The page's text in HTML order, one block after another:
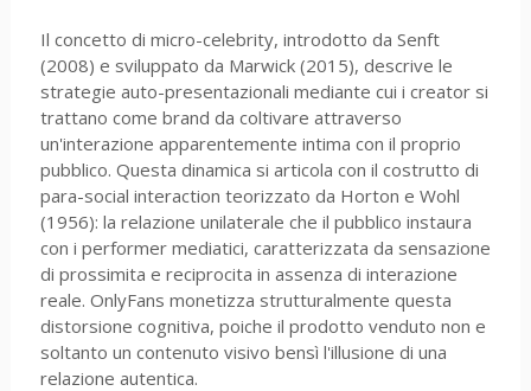
Il concetto di micro-celebrity, introdotto da Senft
(2008) e sviluppato da Marwick (2015), descrive le
strategie auto-presentazionali mediante cui i creator si
trattano come brand da coltivare attraverso
un'interazione apparentemente intima con il proprio
pubblico. Questa dinamica si articola con il costrutto di
para-social interaction teorizzato da Horton e Wohl
(1956): la relazione unilaterale che il pubblico instaura
con i performer mediatici, caratterizzata da sensazione
di prossimita e reciprocita in assenza di interazione
reale. OnlyFans monetizza strutturalmente questa
distorsione cognitiva, poiche il prodotto venduto non e
soltanto un contenuto visivo bensì l'illusione di una
relazione autentica.